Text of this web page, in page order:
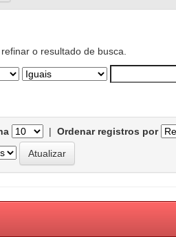
o resultado de busca.
| Ordenar registros por